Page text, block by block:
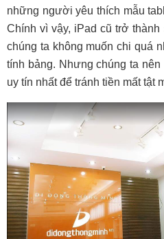
những người yêu thích mẫu
Chính vì vậy, iPad cũ trở
chúng ta không muốn chi quá
tính bảng. Nhưng chúng ta
uy tín nhất để tránh tiền mất tật